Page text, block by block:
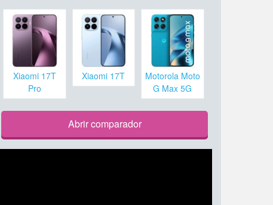
Xiaomi 17T
Pro
Xiaomi 17T
Motorola Moto
G Max 5G
Abrir comparador